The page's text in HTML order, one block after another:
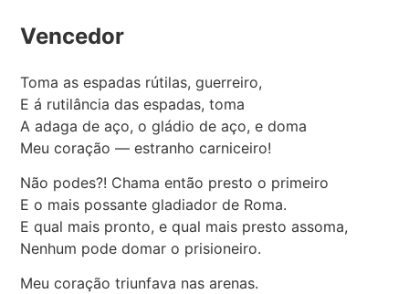
Vencedor
Toma as espadas rútilas, guerreiro,
E á rutilância das espadas, toma
A adaga de aço, o gládio de aço, e doma
Meu coração — estranho carniceiro!
Não podes?! Chama então presto o primeiro
E o mais possante gladiador de Roma.
E qual mais pronto, e qual mais presto assoma,
Nenhum pode domar o prisioneiro.
Meu coração triunfava nas arenas.